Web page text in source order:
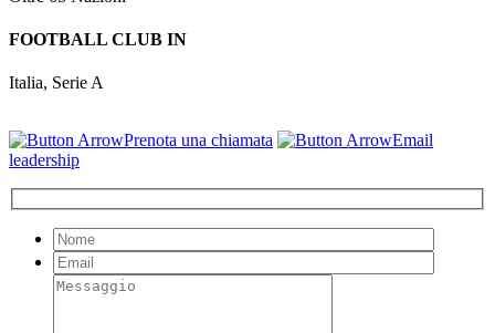
FOOTBALL CLUB IN
Italia, Serie A
Prenota una chiamata
Email
leadership